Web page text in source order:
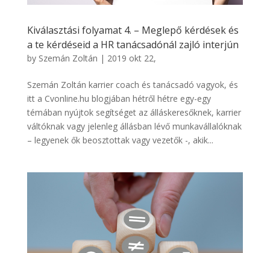
Kiválasztási folyamat 4. – Meglepő kérdések és
a te kérdéseid a HR tanácsadónál zajló interjún
by Szemán Zoltán | 2019 okt 22,
Szemán Zoltán karrier coach és tanácsadó vagyok, és
itt a Cvonline.hu blogjában hétről hétre egy-egy
témában nyújtok segítséget az álláskeresőknek, karrier
váltóknak vagy jelenleg állásban lévő munkavállalóknak
– legyenek ők beosztottak vagy vezetők -, akik...